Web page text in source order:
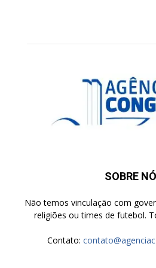
SOBRE
Não temos vinculação com
religiões ou times de futebol.
Contato: